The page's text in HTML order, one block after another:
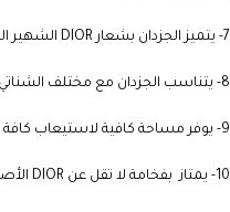
7- يتميز الجزدان بشعار DIOR الشهير الذي يضيف لمسة من الأناقة والتميز.
8- يتناسب الجزدان مع مختلف الشناتي المتوسطة والكبيرة الحجم.
9- يوفر مساحة كافية لاستيعاب كافة الاوراق والنقود .
10- يمتاز بفخامة لا تقل عن DIOR الأصلي بكل تفاصيله.